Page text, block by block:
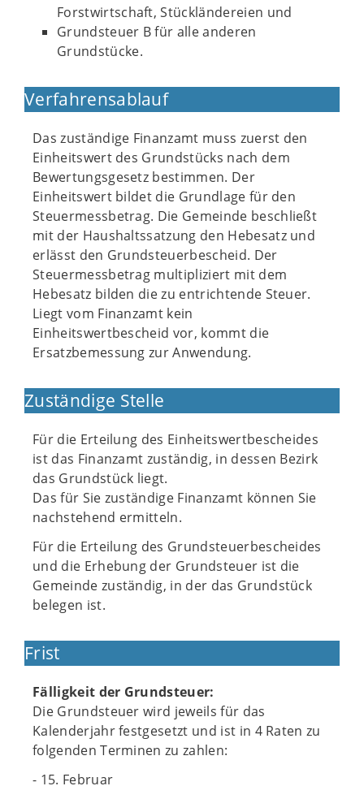
Forstwirtschaft, Stückländereien und
Grundsteuer B für alle anderen
Grundstücke.
Verfahrensablauf
Das zuständige Finanzamt muss zuerst den
Einheitswert des Grundstücks nach dem
Bewertungsgesetz bestimmen. Der
Einheitswert bildet die Grundlage für den
Steuermessbetrag. Die Gemeinde beschließt
mit der Haushaltssatzung den Hebesatz und
erlässt den Grundsteuerbescheid. Der
Steuermessbetrag multipliziert mit dem
Hebesatz bilden die zu entrichtende Steuer.
Liegt vom Finanzamt kein
Einheitswertbescheid vor, kommt die
Ersatzbemessung zur Anwendung.
Zuständige Stelle
Für die Erteilung des Einheitswertbescheides
ist das Finanzamt zuständig, in dessen Bezirk
das Grundstück liegt.
Das für Sie zuständige Finanzamt können Sie
nachstehend ermitteln.
Für die Erteilung des Grundsteuerbescheides
und die Erhebung der Grundsteuer ist die
Gemeinde zuständig, in der das Grundstück
belegen ist.
Frist
Fälligkeit der Grundsteuer:
Die Grundsteuer wird jeweils für das
Kalenderjahr festgesetzt und ist in 4 Raten zu
folgenden Terminen zu zahlen:
- 15. Februar